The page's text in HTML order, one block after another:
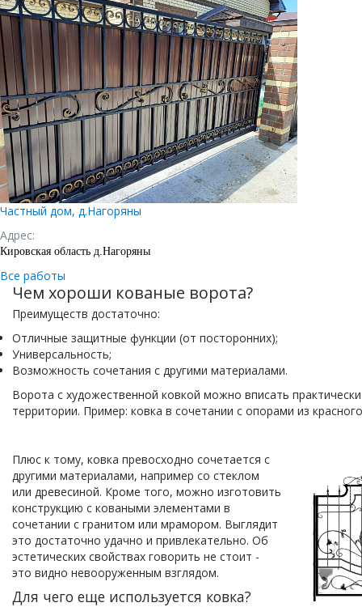
Частный дом, д.Нагоряны
Адрес:
Кировская область д.Нагоряны
Все работы
Чем хороши кованые ворота?
Преимуществ достаточно:
Отличные защитные функции (от посторонних);
Универсальность;
Возможность сочетания с другими материалами.
Ворота с художественной ковкой можно вписать
территории. Пример: ковка в сочетании с опорами из
Плюс к тому, ковка превосходно сочетается с
другими материалами, например со стеклом
или древесиной. Кроме того, можно изготовить
конструкцию с коваными элементами в
сочетании с гранитом или мрамором. Выглядит
это достаточно удачно и привлекательно. Об
эстетических свойствах говорить не стоит -
это видно невооруженным взглядом.
Для чего еще используется ковка?